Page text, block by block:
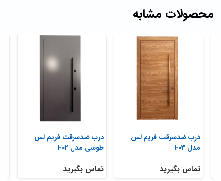
محصولات مشابه
درب ضدسرقت فریم لس
طوسی مدل F02
تماس بگیرید
درب ضدسرقت فریم لس
مدل F03
تماس بگیرید